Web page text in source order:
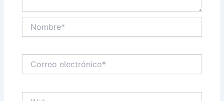
electrónico*